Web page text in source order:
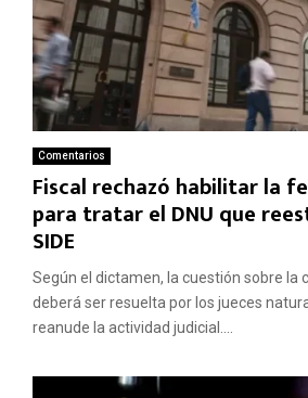
Comentarios
Fiscal rechazó habilitar la
para tratar el DNU que
SIDE
Según el dictamen, la cuestión sobre la
deberá ser resuelta por los jueces
reanude la actividad judicial....